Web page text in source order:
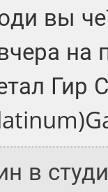
вы
на
Гир
в